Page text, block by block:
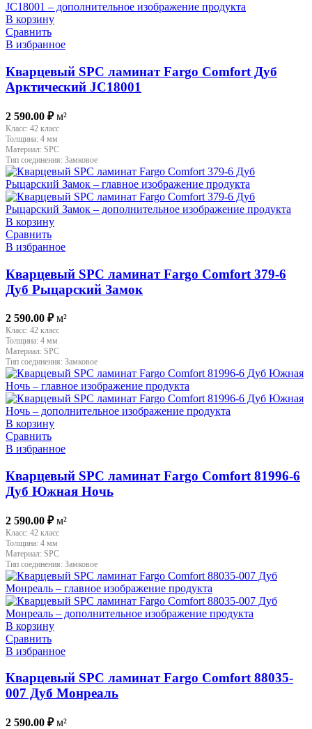
В корзину
Сравнить
В избранное
Кварцевый SPC ламинат Fargo Comfort Дуб
Арктический JC18001
2 590.00 ₽м²
Класс: 42 класс
Толщина: 4 мм
Материал: SPC
Тип соединения: Замковое
В корзину
Сравнить
В избранное
Кварцевый SPC ламинат Fargo Comfort 379-6
Дуб Рыцарский Замок
2 590.00 ₽м²
Класс: 42 класс
Толщина: 4 мм
Материал: SPC
Тип соединения: Замковое
В корзину
Сравнить
В избранное
Кварцевый SPC ламинат Fargo Comfort 81996-6
Дуб Южная Ночь
2 590.00 ₽м²
Класс: 42 класс
Толщина: 4 мм
Материал: SPC
Тип соединения: Замковое
В корзину
Сравнить
В избранное
Кварцевый SPC ламинат Fargo Comfort 88035-
007 Дуб Монреаль
2 590.00 ₽м²